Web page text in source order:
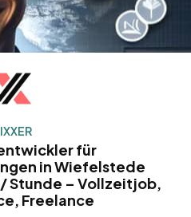
für
in Wiefelstede
Stunde – Vollzeitjob,
Freelance